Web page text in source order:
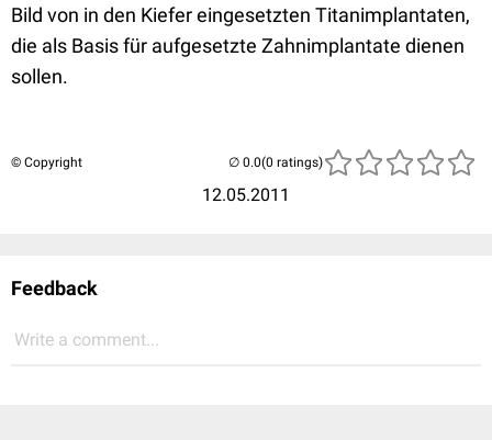
Bild von in den Kiefer eingesetzten Titanimplantaten,
die als Basis für aufgesetzte Zahnimplantate dienen
sollen.
© Copyright
12.05.2011
(0 ratings)
Feedback
Write a comment...